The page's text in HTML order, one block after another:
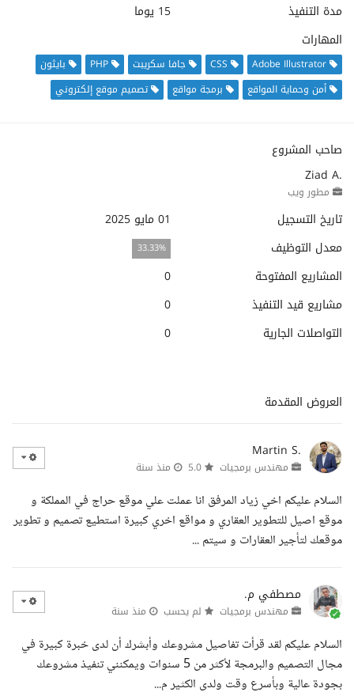
مدة التنفيذ
15 يوما
المهارات
Adobe Illustrator
CSS جافا سكريبت PHP
بايثون
أمن وحماية المواقع
برمجة مواقع تصميم موقع إلكتروني
صاحب المشروع
Ziad A.
مطور ويب
تاريخ التسجيل
01 مايو 2025
معدل التوظيف
33.33%
المشاريع المفتوحة
0
مشاريع قيد التنفيذ
0
التواصلات الجارية
0
العروض المقدمة
Martin S.
مهندس برمجيات منذ سنة
السلام عليكم اخي زياد المرفق انا عملت علي موقع حراج في المملكة و
موقع اصيل للتطوير العقاري و مواقع اخري كبيرة استطيع تصميم و تطوير
موقعك لتأجير العقارات و سيتم ...
مصطفي م.
مهندس برمجيات لم يحسب منذ سنة
السلام عليكم لقد قرأت تفاصيل مشروعك وأبشرك أن لدى خبرة كبيرة في
مجال التصميم والبرمجة لأكثر من 5 سنوات ويمكنني تنفيذ مشروعك
بجودة عالية وبأسرع وقت ولدى الكثير م...